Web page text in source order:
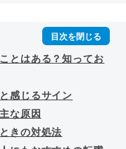
とはある？知ってお
感じるサイン
な原因
きの対処法